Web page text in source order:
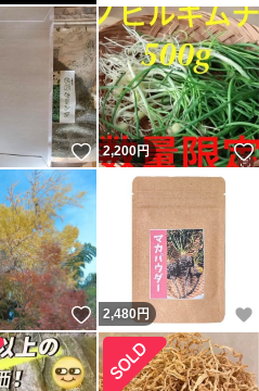
いいね！
2,200円
いいね！
2,480円